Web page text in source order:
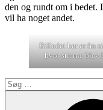
den og rundt om i bedet.
vil ha noget andet.
Billedet her er fra
hvor stierne blev
Søg
efter: